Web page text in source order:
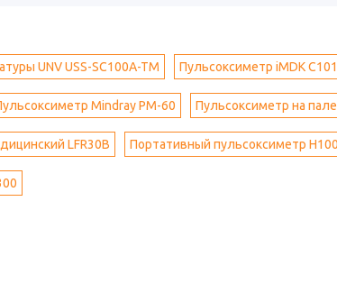
UNV USS-SC100A-TM Пульсоксиметр iMDK
Mindray PM-60 Пульсоксиметр на
LFR30B Портативный пульсоксиметр